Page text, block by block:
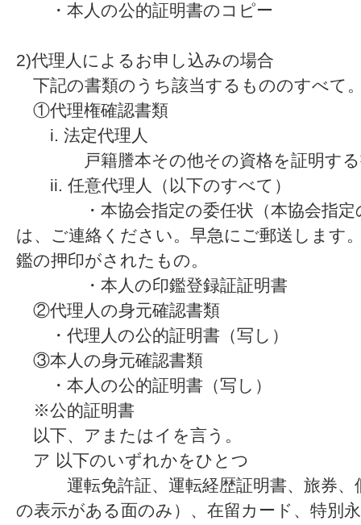
・本人の公的証明書のコピー
2)代理人によるお申し込みの場合
下記の書類のうち該当するもののすべて
①代理権確認書類
i. 法定代理人
戸籍謄本その他その資格を証明する
ii. 任意代理人（以下のすべて）
・本協会指定の委任状（本協会指定の
は、ご連絡ください。早急にご郵送します
鑑の押印がされたもの。
・本人の印鑑登録証証明書
②代理人の身元確認書類
・代理人の公的証明書（写し）
③本人の身元確認書類
・本人の公的証明書（写し）
※公的証明書
以下、アまたはイを言う。
ア 以下のいずれかをひとつ
運転免許証、運転経歴証明書、旅券、
の表示がある面のみ）、在留カード、特別